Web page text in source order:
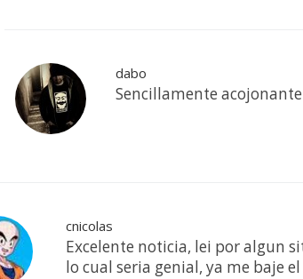
dabo
Sencillamente
cnicolas
Excelente noticia, lei por algun
lo cual seria genial, ya me baje